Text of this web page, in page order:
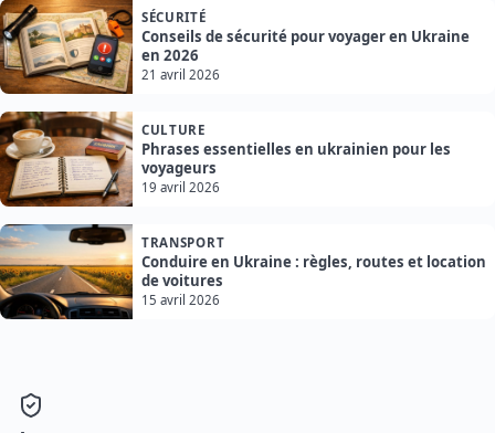
SÉCURITÉ
Conseils de sécurité pour voyager en Ukraine
en 2026
21 avril 2026
CULTURE
Phrases essentielles en ukrainien pour les
voyageurs
19 avril 2026
TRANSPORT
Conduire en Ukraine : règles, routes et location
de voitures
15 avril 2026